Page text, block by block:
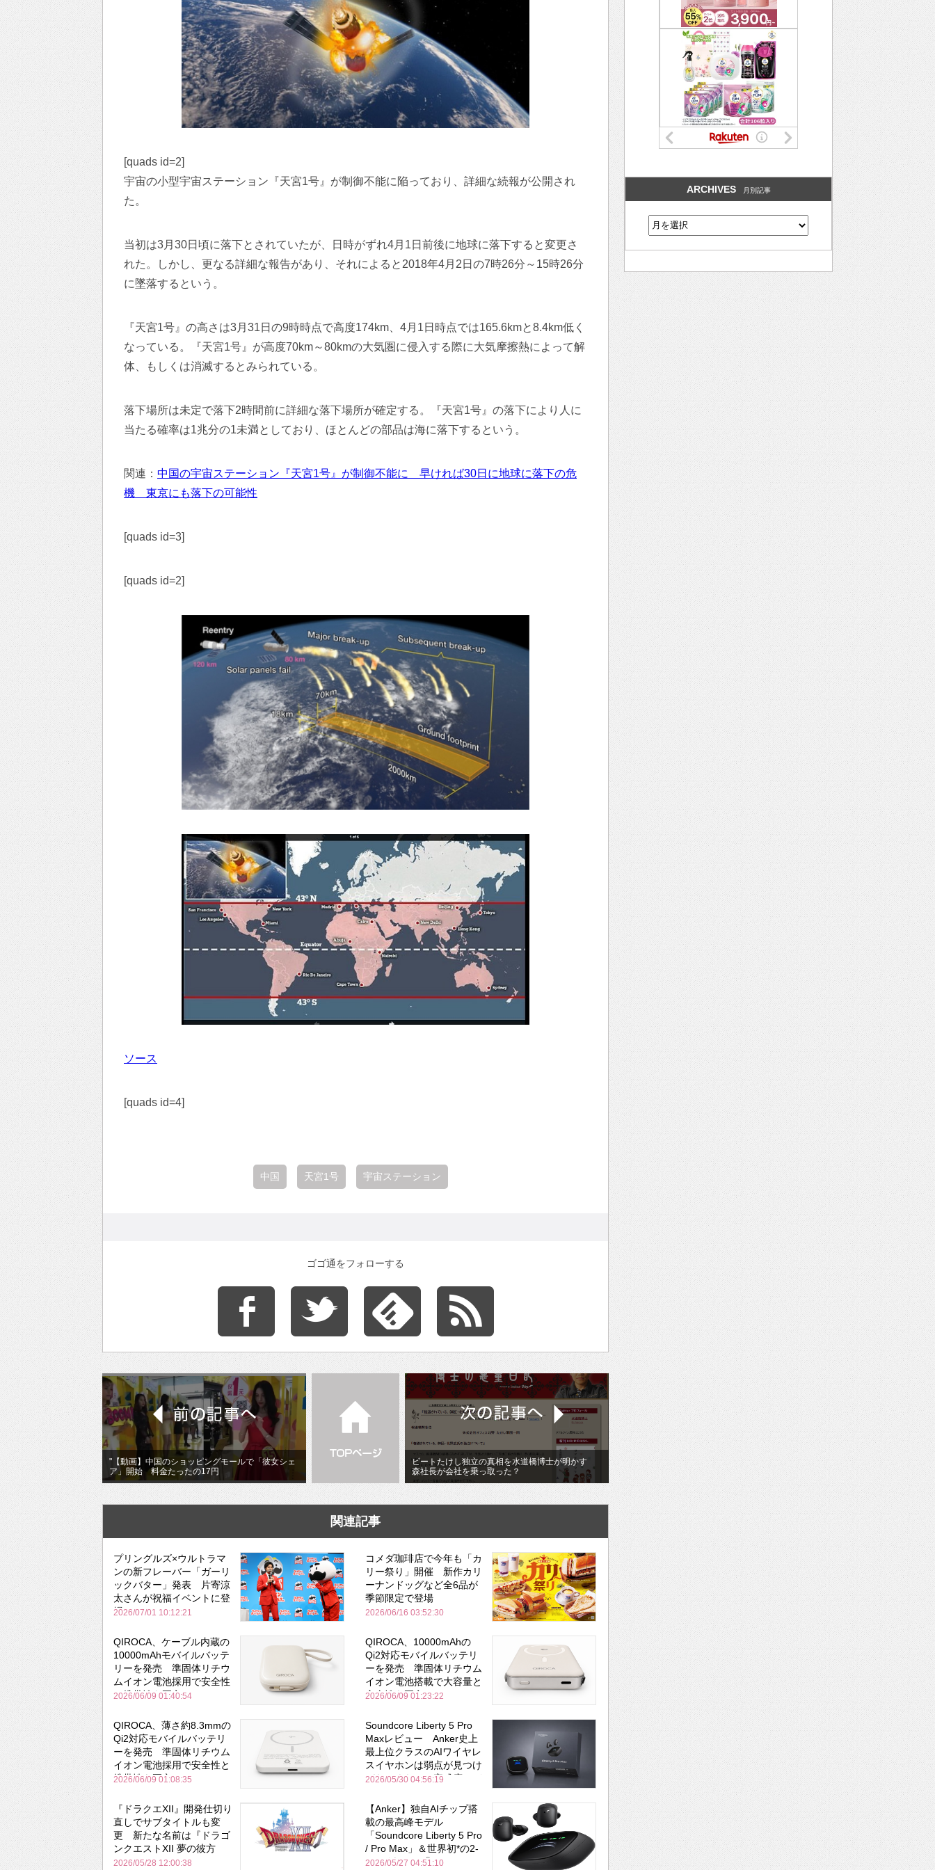
[quads id=2]
宇宙の小型宇宙ステーション『天宮1号』が制御不能に陥っており、詳細な続報が公開され
た。
当初は3月30日頃に落下とされていたが、日時がずれ4月1日前後に地球に落下すると変更さ
れた。しかし、更なる詳細な報告があり、それによると2018年4月2日の7時26分～15時26分
に墜落するという。
『天宮1号』の高さは3月31日の9時時点で高度174km、4月1日時点では165.6kmと8.4km低く
なっている。『天宮1号』が高度70km～80kmの大気圏に侵入する際に大気摩擦熱によって解
体、もしくは消滅するとみられている。
落下場所は未定で落下2時間前に詳細な落下場所が確定する。『天宮1号』の落下により人に
当たる確率は1兆分の1未満としており、ほとんどの部品は海に落下するという。
関連： 中国の宇宙ステーション『天宮1号』が制御不能に 早ければ30日に地球に落下の危
機 東京にも落下の可能性
[quads id=3]
[quads id=2]
ソース
[quads id=4]
中国 天宮1号 宇宙ステーション
ゴゴ通をフォローする
"【動画】中国のショッピングモールで「彼女シェ
ア」開始 料金たったの17円
ビートたけし独立の真相を水道橋博士が明かす
森社長が会社を乗っ取った？
関連記事
プリングルズ×ウルトラマ
ンの新フレーバー「ガーリ
ックバター」発表 片寄涼
太さんが祝福イベントに登
場
2026/07/01 10:12:21
コメダ珈琲店で今年も「カ
リー祭り」開催 新作カリ
ーナンドッグなど全6品が
季節限定で登場
2026/06/16 03:52:30
QIROCA、ケーブル内蔵の
10000mAhモバイルバッテ
リーを発売 準固体リチウ
ムイオン電池採用で安全性
と携帯性を両立
2026/06/09 01:40:54
QIROCA、10000mAhの
Qi2対応モバイルバッテリ
ーを発売 準固体リチウム
イオン電池搭載で大容量と
安全性を両立
2026/06/09 01:23:22
QIROCA、薄さ約8.3mmの
Qi2対応モバイルバッテリ
ーを発売 準固体リチウム
イオン電池採用で安全性と
携帯性を両立
2026/06/09 01:08:35
Soundcore Liberty 5 Pro
Maxレビュー Anker史上
最上位クラスのAIワイヤレ
スイヤホンは弱点が見つけ
づらいくらいの完成度にび
Bose並み
2026/05/30 04:56:19
『ドラクエXII』開発仕切り
直しでサブタイトルも変
更 新たな名前は『ドラゴ
ンクエストXII 夢の彼方
へ』
2026/05/28 12:00:38
【Anker】独自AIチップ搭
載の最高峰モデル
「Soundcore Liberty 5 Pro
/ Pro Max」＆世界初*の2-
in-1イヤホン「AeroFit 2
2026/05/27 04:51:10
ARCHIVES 月別記事